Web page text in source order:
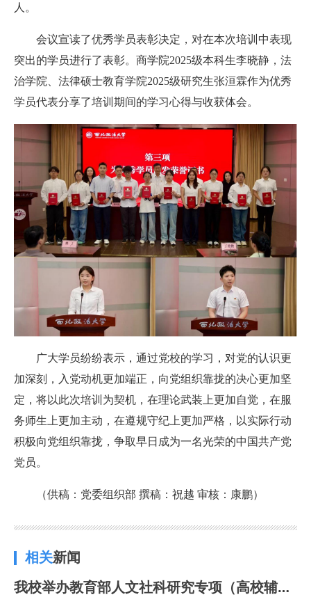
人。
会议宣读了优秀学员表彰决定，对在本次培训中表现
突出的学员进行了表彰。商学院2025级本科生李晓静，法
治学院、法律硕士教育学院2025级研究生张洹霖作为优秀
学员代表分享了培训期间的学习心得与收获体会。
广大学员纷纷表示，通过党校的学习，对党的认识更
加深刻，入党动机更加端正，向党组织靠拢的决心更加坚
定 ，将以此次培训为契机 ，在理论武装上更加自觉，在服
务师生上更加主动，在遵规守纪上更加严格，以实际行动
积极向党组织靠拢，争取早日成为一名光荣的中国共产党
党员。
（供稿：党委组织部 撰稿：祝越 审核：康鹏）
相关新闻
我校举办教育部人文社科研究专项（高校辅导员研究）申报辅导会暨辅导员科研能力提升专题培训